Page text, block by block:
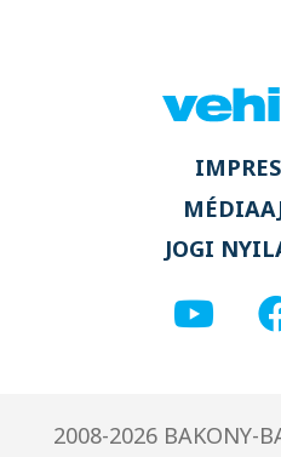
JOGI
2008-2026 BAKONY-